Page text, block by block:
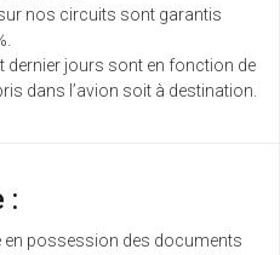
nos circuits sont garantis
dernier jours sont en fonction de
dans l’avion soit à destination.
:
en possession des documents